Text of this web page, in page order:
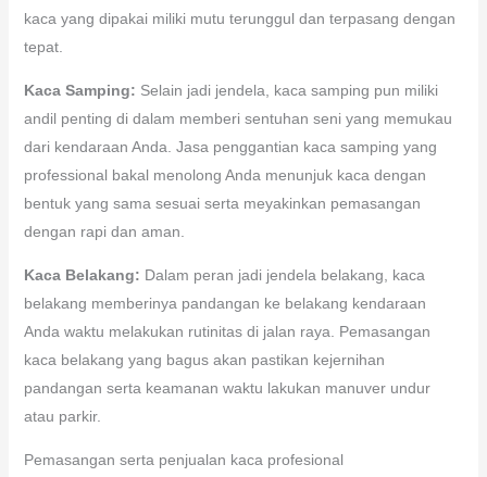
kaca yang dipakai miliki mutu terunggul dan terpasang dengan
tepat.
Kaca Samping: Selain jadi jendela, kaca samping pun miliki
andil penting di dalam memberi sentuhan seni yang memukau
dari kendaraan Anda. Jasa penggantian kaca samping yang
professional bakal menolong Anda menunjuk kaca dengan
bentuk yang sama sesuai serta meyakinkan pemasangan
dengan rapi dan aman.
Kaca Belakang: Dalam peran jadi jendela belakang, kaca
belakang memberinya pandangan ke belakang kendaraan
Anda waktu melakukan rutinitas di jalan raya. Pemasangan
kaca belakang yang bagus akan pastikan kejernihan
pandangan serta keamanan waktu lakukan manuver undur
atau parkir.
Pemasangan serta penjualan kaca profesional